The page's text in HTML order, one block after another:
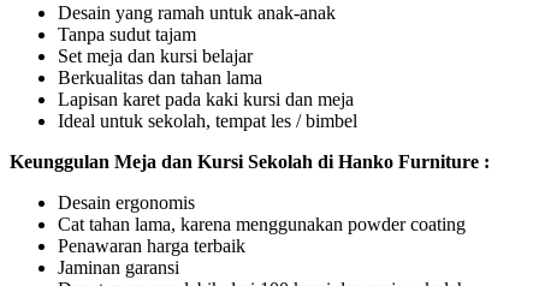
Desain yang ramah untuk anak-anak
Tanpa sudut tajam
Set meja dan kursi belajar
Berkualitas dan tahan lama
Lapisan karet pada kaki kursi dan meja
Ideal untuk sekolah, tempat les / bimbel
Keunggulan Meja dan Kursi Sekolah di Hanko Furniture :
Desain ergonomis
Cat tahan lama, karena menggunakan powder coating
Penawaran harga terbaik
Jaminan garansi